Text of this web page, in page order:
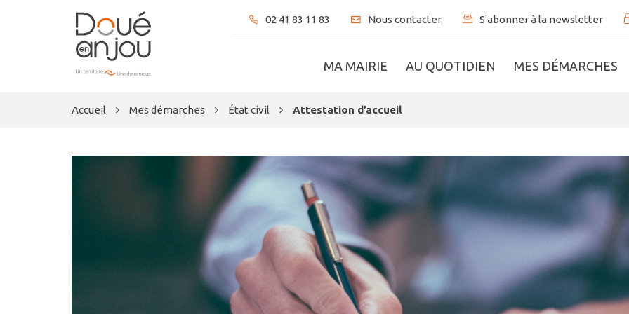
02 41 83 11 83 Nous contacter S'abonner à la newsletter
MA MAIRIE AU QUOTIDIEN MES DÉMARCHES
Accueil Mes démarches État civil Attestation d’accueil